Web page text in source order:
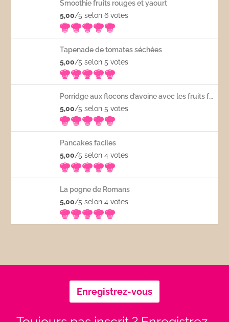
Smoothie fruits rouges et yaourt
5,00/5 selon 6votes
Tapenade de tomates séchées
5,00/5 selon 5votes
Porridge aux flocons d’avoine avec les fruits frais
5,00/5 selon 5votes
Pancakes faciles
5,00/5 selon 4votes
La pogne de Romans
5,00/5 selon 4votes
Enregistrez-vous